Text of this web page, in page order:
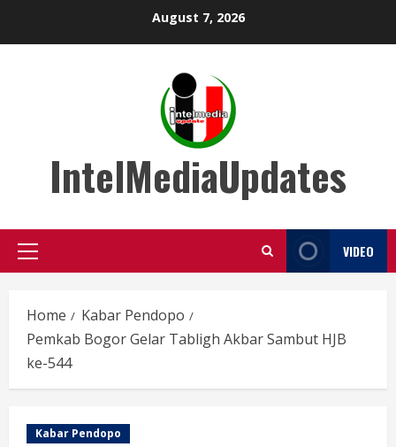
August 7, 2026
IntelMediaUpdates
Primary
VIDEO
Home
Kabar Pendopo
Pemkab Bogor Gelar Tabligh Akbar Sambut HJB
ke-544
Kabar Pendopo